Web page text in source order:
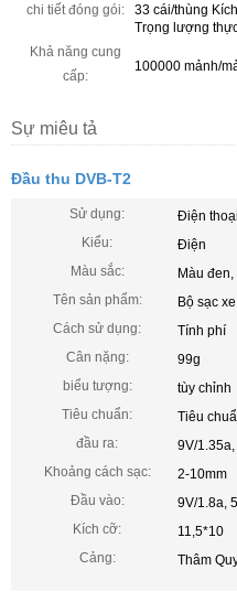
chi tiết đóng gói:
33 cái/thùng
Trọng lượng
Khả năng cung
cấp:
100000 mảnh/
Sự miêu tả
Đầu thu DVB-T2
Sử dụng:
Điện
Kiểu:
Điện
Màu sắc:
Màu đen,
Tên sản phẩm:
Bộ sạc
Cách sử dụng:
Tính phí
Cân nặng:
99g
biểu tượng:
tùy chỉnh
Tiêu chuẩn:
Tiêu
đầu ra:
9V/
Khoảng cách sạc:
2-10mm
Đầu vào:
9V/1.8a,
Kích cỡ:
11,5*10
Cảng:
Thâm